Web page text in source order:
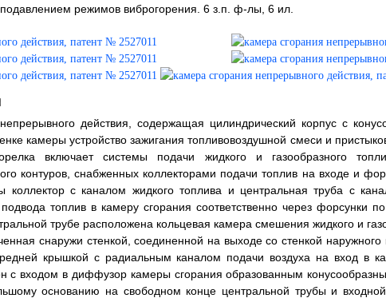
режимов виброгорения. 6 з.п. ф-лы, 6 ил.
действия, содержащая цилиндрический корпус с
камеры устройство зажигания топливовоздушной смеси и
включает системы подачи жидкого и газообразного
контуров, снабженных коллекторами подачи топлив на входе и
с каналом жидкого топлива и центральная труба с
подвода топлив в камеру сгорания соответственно через форсунки
трубе расположена кольцевая камера смешения жидкого и
снаружи стенкой, соединенной на выходе со стенкой
крышкой с радиальным каналом подачи воздуха на вход в
с входом в диффузор камеры сгорания образованным
основанию на свободном конце центральной трубы и